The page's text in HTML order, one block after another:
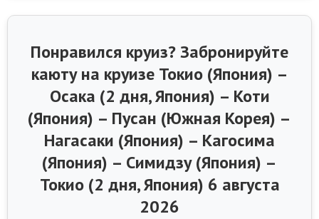
Понравился круиз? Забронируйте
каюту на круизе Токио (Япония) –
Осака (2 дня, Япония) – Коти
(Япония) – Пусан (Южная Корея) –
Нагасаки (Япония) – Кагосима
(Япония) – Симидзу (Япония) –
Токио (2 дня, Япония) 6 августа
2026